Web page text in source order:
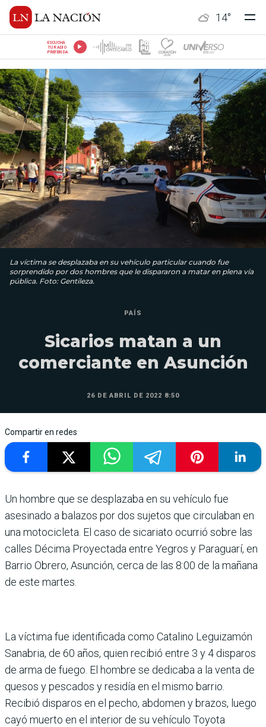
14°
ESCUCHÁ
TU RADIO
PREFERIDA
La víctima se desplazaba en su vehículo particular cuando fue
sorprendido por dos hombres que le dispararon a matar en plena vía
pública. Foto: Gentileza.
PAÍS
Sicarios matan a un
comerciante en Asunción
26 DE ABRIL DE 2022 8:50
Compartir en redes
Un hombre que se desplazaba en su vehículo fue
asesinado a balazos por dos sujetos que circulaban en
una motocicleta. El caso de sicariato ocurrió sobre las
calles Décima Proyectada entre Yegros y Paraguarí, en
Barrio Obrero, Asunción, cerca de las 8:00 de la mañana
de este martes.
La víctima fue identificada como Catalino Leguizamón
Sanabria, de 60 años, quien recibió entre 3 y 4 disparos
de arma de fuego. El hombre se dedicaba a la venta de
quesos y pescados y residía en el mismo barrio.
Recibió disparos en el pecho, abdomen y brazos, luego
cayó muerto en el interior de su vehículo Toyota